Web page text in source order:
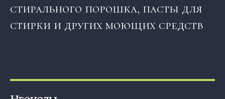
стирального порошка, пасты для
стирки и других моющих средств